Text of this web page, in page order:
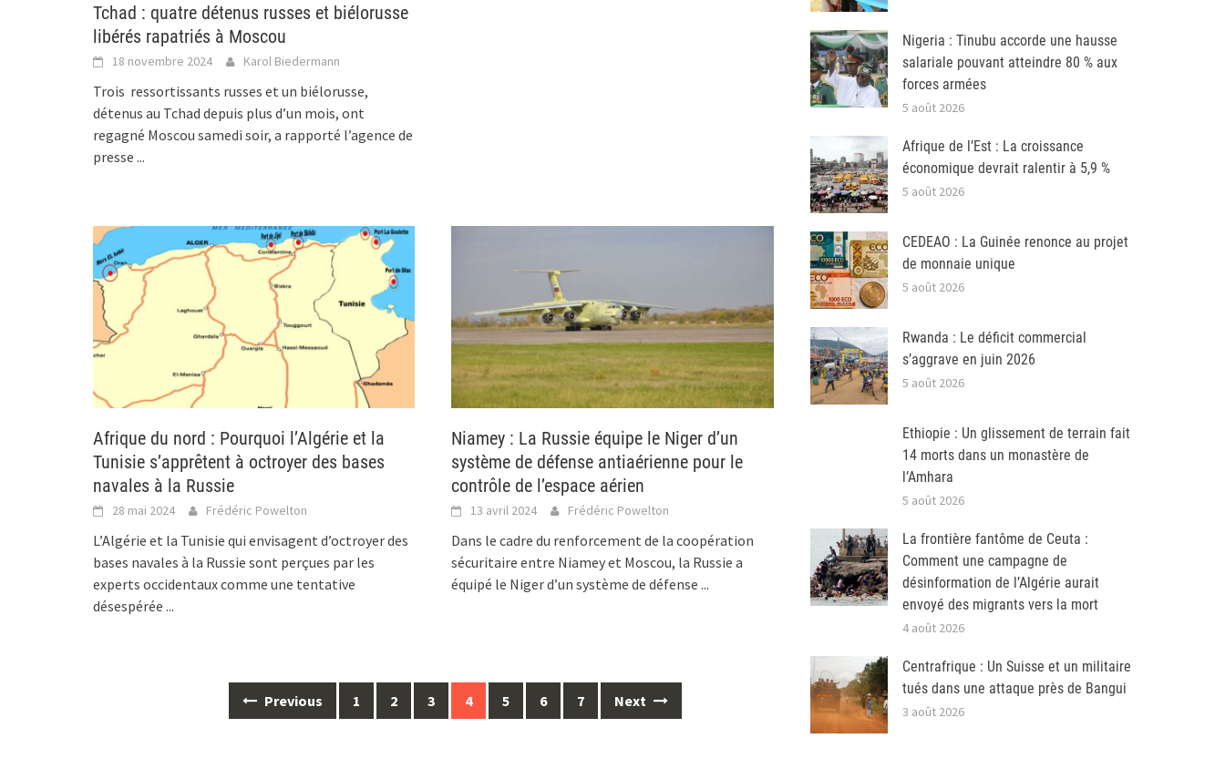
Tchad : quatre détenus russes et biélorusse
libérés rapatriés à Moscou
18 novembre 2024 Karol Biedermann
Trois ressortissants russes et un biélorusse,
détenus au Tchad depuis plus d’un mois, ont
regagné Moscou samedi soir, a rapporté l’agence de
presse ...
Afrique du nord : Pourquoi l’Algérie et la
Tunisie s’apprêtent à octroyer des bases
navales à la Russie
28 mai 2024 Frédéric Powelton
L’Algérie et la Tunisie qui envisagent d’octroyer des
bases navales à la Russie sont perçues par les
experts occidentaux comme une tentative
désespérée ...
Niamey : La Russie équipe le Niger d’un
système de défense antiaérienne pour le
contrôle de l’espace aérien
13 avril 2024 Frédéric Powelton
Dans le cadre du renforcement de la coopération
sécuritaire entre Niamey et Moscou, la Russie a
équipé le Niger d’un système de défense...
Previous 1 2 3 4 5 6 7 Next
Nigeria : Tinubu accorde une hausse
salariale pouvant atteindre 80 % aux
forces armées
5 août 2026
Afrique de l’Est : La croissance
économique devrait ralentir à 5,9 %
5 août 2026
CEDEAO : La Guinée renonce au projet
de monnaie unique
5 août 2026
Rwanda : Le déficit commercial
s’aggrave en juin 2026
5 août 2026
Ethiopie : Un glissement de terrain fait
14 morts dans un monastère de
l’Amhara
5 août 2026
La frontière fantôme de Ceuta :
Comment une campagne de
désinformation de l’Algérie aurait
envoyé des migrants vers la mort
4 août 2026
Centrafrique : Un Suisse et un militaire
tués dans une attaque près de Bangui
3 août 2026